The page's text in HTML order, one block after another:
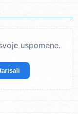
uspomene.